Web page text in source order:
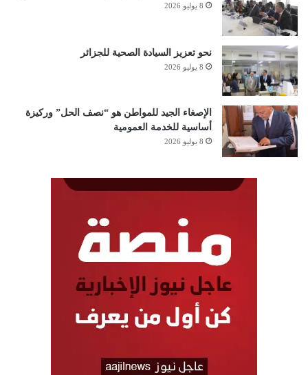
8 يوليو 2026
نحو تعزيز السيادة الصحية للجزائر
8 يوليو 2026
الإصغاء الجيد للمواطن هو “نصف الحل” وركيزة
أساسية للخدمة العمومية
8 يوليو 2026